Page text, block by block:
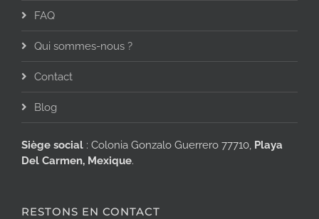
FAQ
Qui sommes-nous ?
Contact
Blog
Siège social : Colonia Gonzalo Guerrero 77710, Playa
Del Carmen, Mexique.
RESTONS EN CONTACT